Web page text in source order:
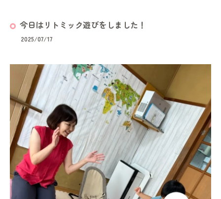
今日はリトミック遊びをしました！
2025/07/17